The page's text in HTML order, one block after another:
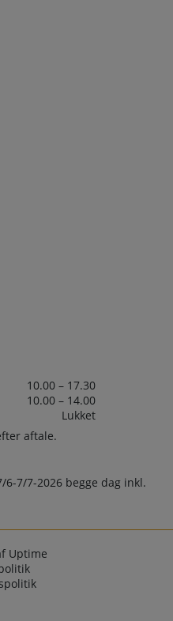
10.00 – 17.30
10.00 – 14.00
Lukket
aftale.
7/7-2026 begge dag inkl.
Uptime